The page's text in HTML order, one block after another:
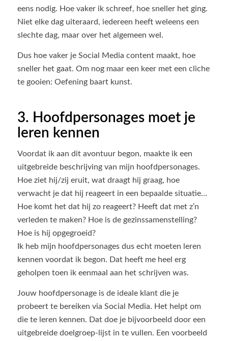
eens nodig. Hoe vaker ik schreef, hoe sneller het ging.
Niet elke dag uiteraard, iedereen heeft weleens een
slechte dag, maar over het algemeen wel.
Dus hoe vaker je Social Media content maakt, hoe
sneller het gaat. Om nog maar een keer met een cliche
te gooien: Oefening baart kunst.
3. Hoofdpersonages moet je
leren kennen
Voordat ik aan dit avontuur begon, maakte ik een
uitgebreide beschrijving van mijn hoofdpersonages.
Hoe ziet hij/zij eruit, wat draagt hij graag, hoe
verwacht je dat hij reageert in een bepaalde situatie…
Hoe komt het dat hij zo reageert? Heeft dat met z’n
verleden te maken? Hoe is de gezinssamenstelling?
Hoe is hij opgegroeid?
Ik heb mijn hoofdpersonages dus echt moeten leren
kennen voordat ik begon. Dat heeft me heel erg
geholpen toen ik eenmaal aan het schrijven was.
Jouw hoofdpersonage is de ideale klant die je
probeert te bereiken via Social Media. Het helpt om
die te leren kennen. Dat doe je bijvoorbeeld door een
uitgebreide doelgroep-lijst in te vullen. Een voorbeeld